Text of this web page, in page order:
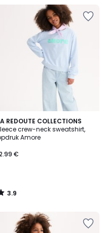
REDOUTE COLLECTIONS
crew-neck sweatshirt,
Amore
€
3.9
/ 5
3.9